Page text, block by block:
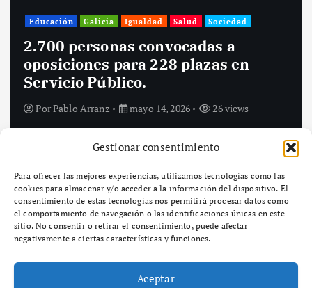
Gestionar consentimiento
Para ofrecer las mejores experiencias, utilizamos tecnologías como las
cookies para almacenar y/o acceder a la información del dispositivo. El
consentimiento de estas tecnologías nos permitirá procesar datos como
el comportamiento de navegación o las identificaciones únicas en este
sitio. No consentir o retirar el consentimiento, puede afectar
negativamente a ciertas características y funciones.
Aceptar
ciudades para impulsar políticas
culturales con perspectiva
feminista y visibilizar a las mujeres
creadoras.
PorPablo Arranz mayo 14, 2026 27 views
Aviso legal
Política de privacidad